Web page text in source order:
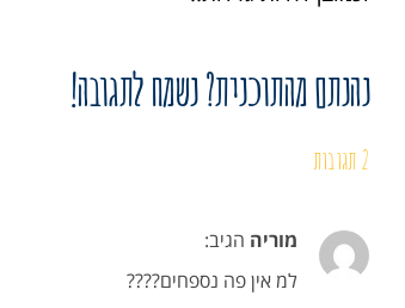
נהנתם מהתוכנית? נשמח לתגובה!
2 תגובות
מוריה הגיב:
למ אין פה נספחים????